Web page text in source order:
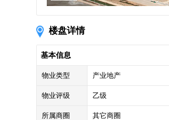
楼盘详情
基本信息
物业类型 产业地产
物业评级 乙级
所属商圈 其它商圈